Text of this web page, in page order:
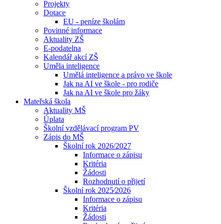
Projekty
Dotace
EU - peníze školám
Povinné informace
Aktuality ZŠ
E-podatelna
Kalendář akcí ZŠ
Uměla inteligence
Umělá inteligence a právo ve škole
Jak na AI ve škole - pro rodiče
Jak na AI ve škole pro žáky
Mateřská škola
Aktuality MŠ
Úplata
Školní vzdělávací program PV
Zápis do MŠ
Školní rok 2026/2027
Informace o zápisu
Kritéria
Žádosti
Rozhodnutí o přijetí
Školní rok 2025⁄2026
Informace o zápisu
Kritéria
Žádosti